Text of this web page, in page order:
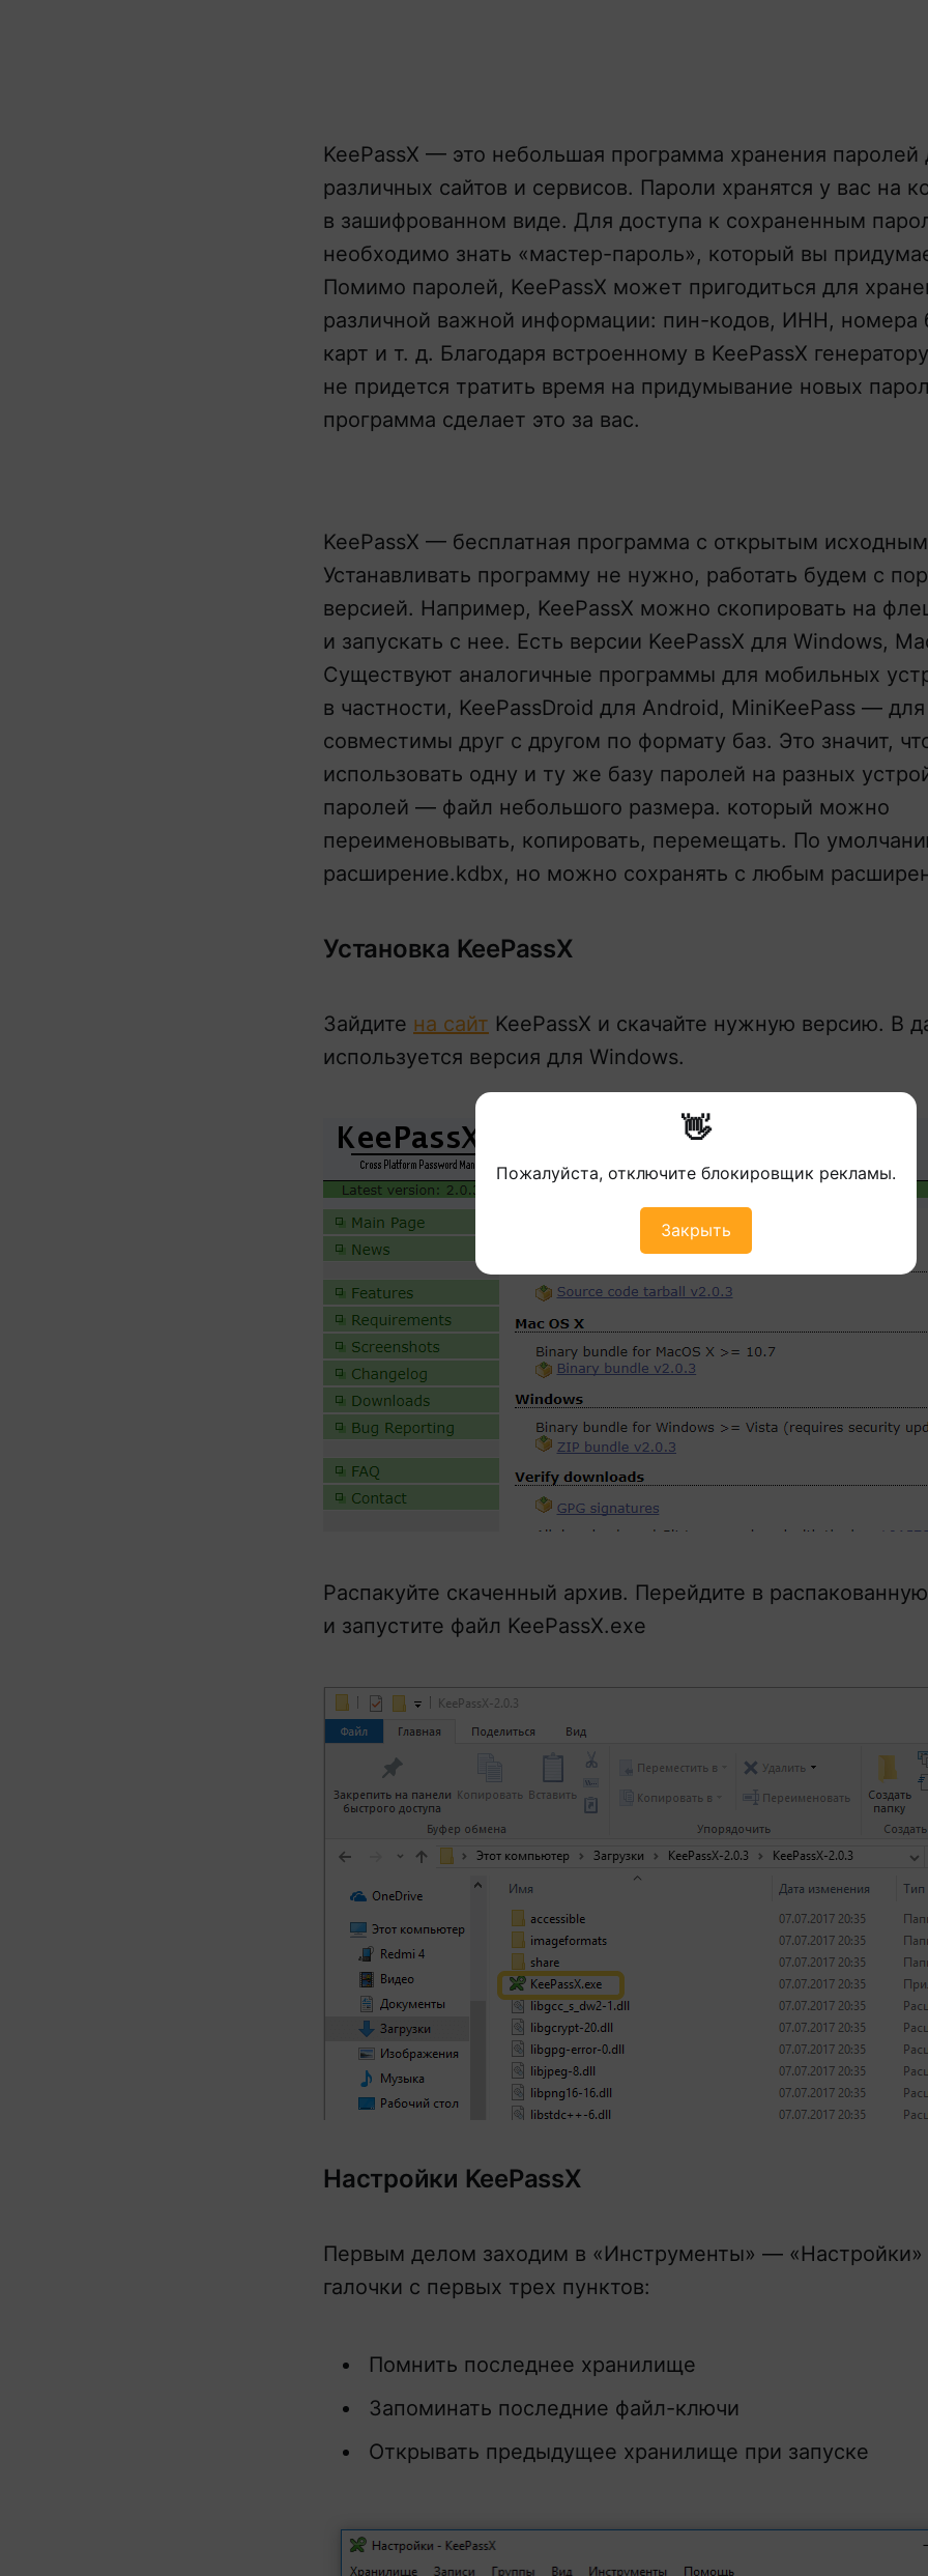
👋
Пожалуйста, отключите блокировщик рекламы.
Закрыть
KeePassX — это небольшая программа хранения паролей
различных сайтов и сервисов. Пароли хранятся у вас на
в зашифрованном виде. Для доступа к сохраненным
необходимо знать «мастер-пароль», который вы
Помимо паролей, KeePassX может пригодиться для
различной важной информации: пин-кодов, ИНН, номера
карт и т. д. Благодаря встроенному в KeePassX
не придется тратить время на придумывание новых
программа сделает это за вас.
KeePassX — бесплатная программа с открытым
Устанавливать программу не нужно, работать будем с
версией. Например, KeePassX можно скопировать на
и запускать с нее. Есть версии KeePassX для Windows,
Существуют аналогичные программы для мобильных
в частности, KeePassDroid для Android, MiniKeePass —
совместимы друг с другом по формату баз. Это значит,
использовать одну и ту же базу паролей на разных
паролей — файл небольшого размера. который можно
переименовывать, копировать, перемещать. По
расширение.kdbx, но можно сохранять с любым
Установка KeePassX
Зайдите на сайт KeePassX и скачайте нужную версию. В
используется версия для Windows.
Распакуйте скаченный архив. Перейдите в
и запустите файл KeePassX.exe
Настройки KeePassX
Первым делом заходим в «Инструменты» —
галочки с первых трех пунктов:
Помнить последнее хранилище
Запоминать последние файл-ключи
Открывать предыдущее хранилище при запуске